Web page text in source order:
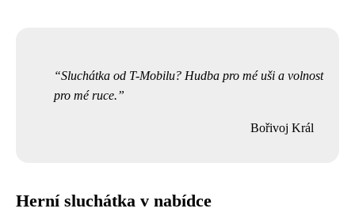
Sluchátka od T-Mobilu? Hudba pro mé uši a volnost
pro mé ruce.
Bořivoj Král
Herní sluchátka v nabídce